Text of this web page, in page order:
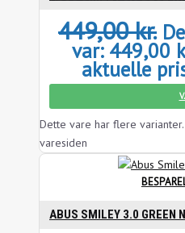
449,00kr.
var: 449,00
aktuelle
Dette vare har flere
varesiden
ABUS SMILEY 3.0 GREEN